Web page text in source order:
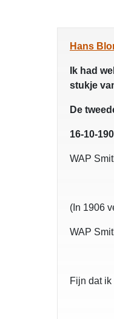
Hans
Ik had
stukje
De
16-10-
WAP
(In 1906
WAP
Fijn dat